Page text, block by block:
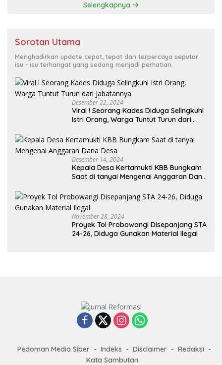
Selengkapnya
Sorotan Utama
Menghadirkan update cepat, tepat dan terpercaya seputar
isu - isu terhangat yang sedang menjadi perhatian.
Desember 22, 2024
Viral ! Seorang Kades Diduga Selingkuhi
Istri Orang, Warga Tuntut Turun dari
Desember 14, 2024
Kepala Desa Kertamukti KBB Bungkam
Saat di tanyai Mengenai Anggaran Dana
November 28, 2024
Proyek Tol Probowangi Disepanjang STA
24-26, Diduga Gunakan Material Ilegal
Pedoman Media Siber Indeks Disclaimer
Redaksi
Kata Sambutan